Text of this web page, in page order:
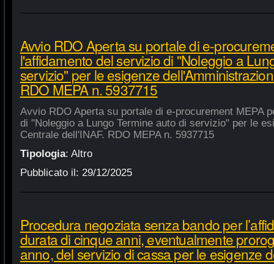
Avvio RDO Aperta su portale di e-
l'affidamento del servizio di "Noleggio a
servizio" per le esigenze
RDO MEPA n. 5937715
Avvio RDO Aperta su portale di e-procurement MEPA
di "Noleggio a Lungo Termine auto di servizio" per le
Centrale dell'INAF. RDO MEPA n. 5937715
Tipologia: Altro
Pubblicato il: 29/12/2025
Procedura negoziata senza bando per
durata di cinque anni, eventualmente
anno, del servizio di cassa per le esigenze